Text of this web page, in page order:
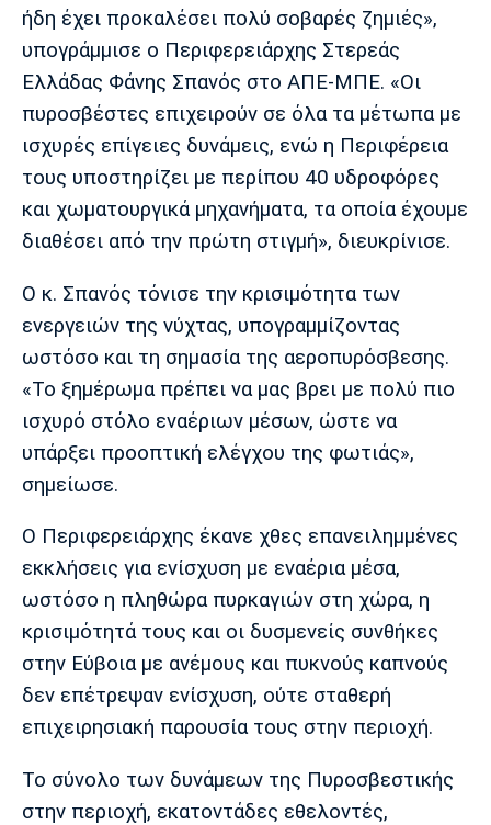
ήδη έχει προκαλέσει πολύ σοβαρές ζημιές»,
υπογράμμισε ο Περιφερειάρχης Στερεάς
Ελλάδας Φάνης Σπανός στο ΑΠΕ-ΜΠΕ. «Οι
πυροσβέστες επιχειρούν σε όλα τα μέτωπα με
ισχυρές επίγειες δυνάμεις, ενώ η Περιφέρεια
τους υποστηρίζει με περίπου 40 υδροφόρες
και χωματουργικά μηχανήματα, τα οποία έχουμε
διαθέσει από την πρώτη στιγμή», διευκρίνισε.
Ο κ. Σπανός τόνισε την κρισιμότητα των
ενεργειών της νύχτας, υπογραμμίζοντας
ωστόσο και τη σημασία της αεροπυρόσβεσης.
«Το ξημέρωμα πρέπει να μας βρει με πολύ πιο
ισχυρό στόλο εναέριων μέσων, ώστε να
υπάρξει προοπτική ελέγχου της φωτιάς»,
σημείωσε.
Ο Περιφερειάρχης έκανε χθες επανειλημμένες
εκκλήσεις για ενίσχυση με εναέρια μέσα,
ωστόσο η πληθώρα πυρκαγιών στη χώρα, η
κρισιμότητά τους και οι δυσμενείς συνθήκες
στην Εύβοια με ανέμους και πυκνούς καπνούς
δεν επέτρεψαν ενίσχυση, ούτε σταθερή
επιχειρησιακή παρουσία τους στην περιοχή.
Το σύνολο των δυνάμεων της Πυροσβεστικής
στην περιοχή, εκατοντάδες εθελοντές,